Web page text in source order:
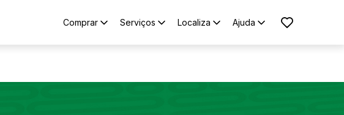
Comprar Serviços Localiza Ajuda